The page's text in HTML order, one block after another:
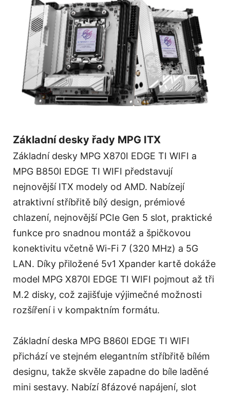
Základní desky řady MPG ITX
Základní desky MPG X870I EDGE TI WIFI a
MPG B850I EDGE TI WIFI představují
nejnovější ITX modely od AMD. Nabízejí
atraktivní stříbřitě bílý design, prémiové
chlazení, nejnovější PCIe Gen 5 slot, praktické
funkce pro snadnou montáž a špičkovou
konektivitu včetně Wi-Fi 7 (320 MHz) a 5G
LAN. Díky přiložené 5v1 Xpander kartě dokáže
model MPG X870I EDGE TI WIFI pojmout až tři
M.2 disky, což zajišťuje výjimečné možnosti
rozšíření i v kompaktním formátu.
Základní deska MPG B860I EDGE TI WIFI
přichází ve stejném elegantním stříbřitě bílém
designu, takže skvěle zapadne do bíle laděné
mini sestavy. Nabízí 8fázové napájení, slot